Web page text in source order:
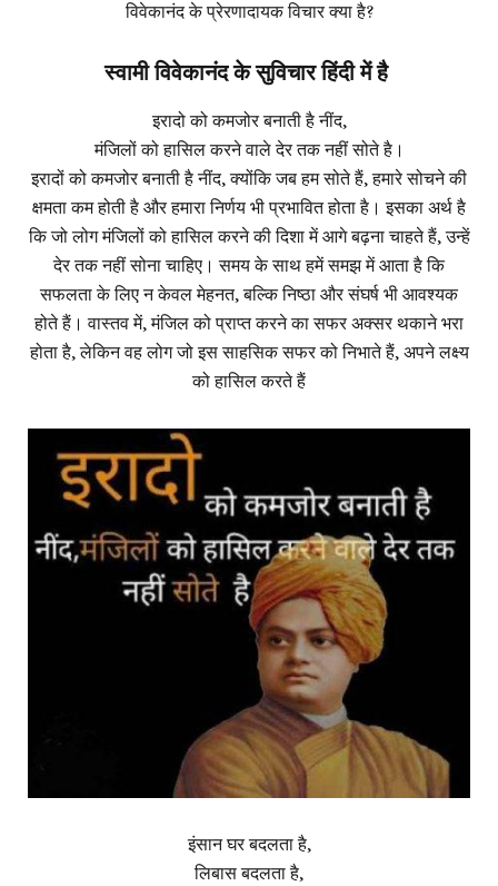
विवेकानंद के प्रेरणादायक विचार क्या है?
स्वामी विवेकानंद के सुविचार हिंदी में है
इरादो को कमजोर बनाती है नींद,
मंजिलों को हासिल करने वाले देर तक नहीं सोते है।
इरादों को कमजोर बनाती है नींद, क्योंकि जब हम सोते हैं, हमारे सोचने की
क्षमता कम होती है और हमारा निर्णय भी प्रभावित होता है। इसका अर्थ है
कि जो लोग मंजिलों को हासिल करने की दिशा में आगे बढ़ना चाहते हैं, उन्हें
देर तक नहीं सोना चाहिए। समय के साथ हमें समझ में आता है कि
सफलता के लिए न केवल मेहनत, बल्कि निष्ठा और संघर्ष भी आवश्यक
होते हैं। वास्तव में, मंजिल को प्राप्त करने का सफर अक्सर थकाने भरा
होता है, लेकिन वह लोग जो इस साहसिक सफर को निभाते हैं, अपने लक्ष्य
को हासिल करते हैं
इंसान घर बदलता है,
लिबास बदलता है,